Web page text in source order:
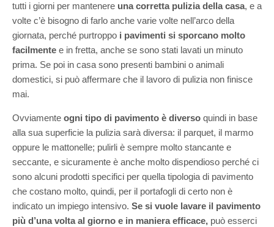
tutti i giorni per mantenere una corretta pulizia della casa, e a
volte c’è bisogno di farlo anche varie volte nell’arco della
giornata, perché purtroppo i pavimenti si sporcano molto
facilmente e in fretta, anche se sono stati lavati un minuto
prima. Se poi in casa sono presenti bambini o animali
domestici, si può affermare che il lavoro di pulizia non finisce
mai.
Ovviamente ogni tipo di pavimento è diverso quindi in base
alla sua superficie la pulizia sarà diversa: il parquet, il marmo
oppure le mattonelle; pulirli è sempre molto stancante e
seccante, e sicuramente è anche molto dispendioso perché ci
sono alcuni prodotti specifici per quella tipologia di pavimento
che costano molto, quindi, per il portafogli di certo non è
indicato un impiego intensivo. Se si vuole lavare il pavimento
più d’una volta al giorno e in maniera efficace, può esserci